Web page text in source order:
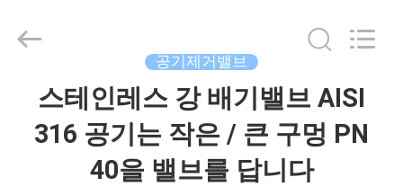
공기제거밸브
스테인레스 강 배기밸브 AISI
316 공기는 작은 / 큰 구멍 PN
40을 밸브를 답니다